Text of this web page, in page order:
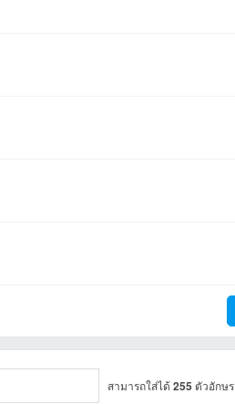
สามารถใส่ได้255 ตัวอักษร